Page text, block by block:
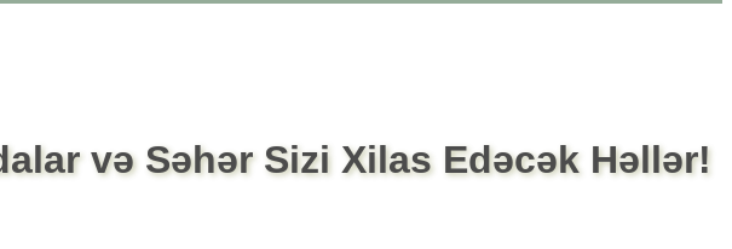
və Səhər Sizi Xilas Edəcək Həllər!